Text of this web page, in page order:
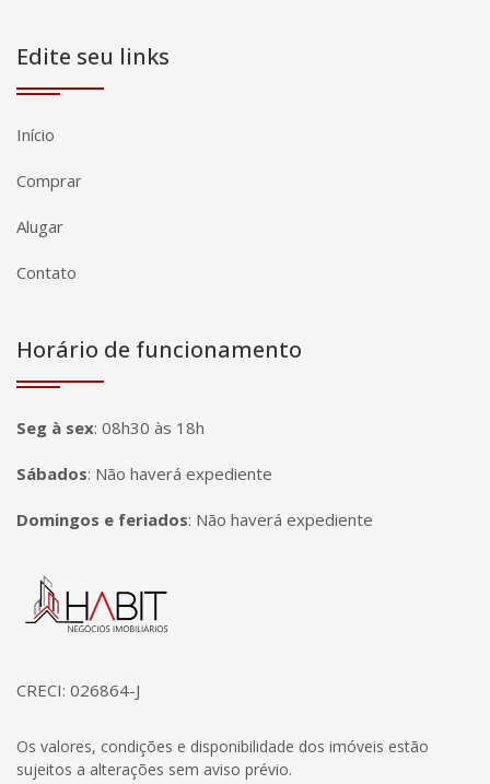
Edite seu links
Início
Comprar
Alugar
Contato
Horário de funcionamento
Seg à sex: 08h30 às 18h
Sábados: Não haverá expediente
Domingos e feriados: Não haverá expediente
Página inicial
CRECI: 026864-J
Os valores, condições e disponibilidade dos imóveis estão
sujeitos a alterações sem aviso prévio.